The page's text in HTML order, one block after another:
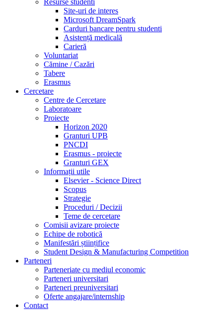
Resurse studenti
Site-uri de interes
Microsoft DreamSpark
Carduri bancare pentru studenti
Asistență medicală
Carieră
Voluntariat
Cămine / Cazări
Tabere
Erasmus
Cercetare
Centre de Cercetare
Laboratoare
Proiecte
Horizon 2020
Granturi UPB
PNCDI
Erasmus - proiecte
Granturi GEX
Informații utile
Elsevier - Science Direct
Scopus
Strategie
Proceduri / Decizii
Teme de cercetare
Comisii avizare proiecte
Echipe de robotică
Manifestări științifice
Student Design & Manufacturing Competition
Parteneri
Parteneriate cu mediul economic
Parteneri universitari
Parteneri preuniversitari
Oferte angajare/internship
Contact